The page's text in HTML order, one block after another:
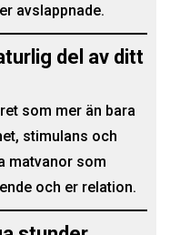
avslappnade.
del av ditt
som mer än bara
stimulans och
matvanor som
och er relation.